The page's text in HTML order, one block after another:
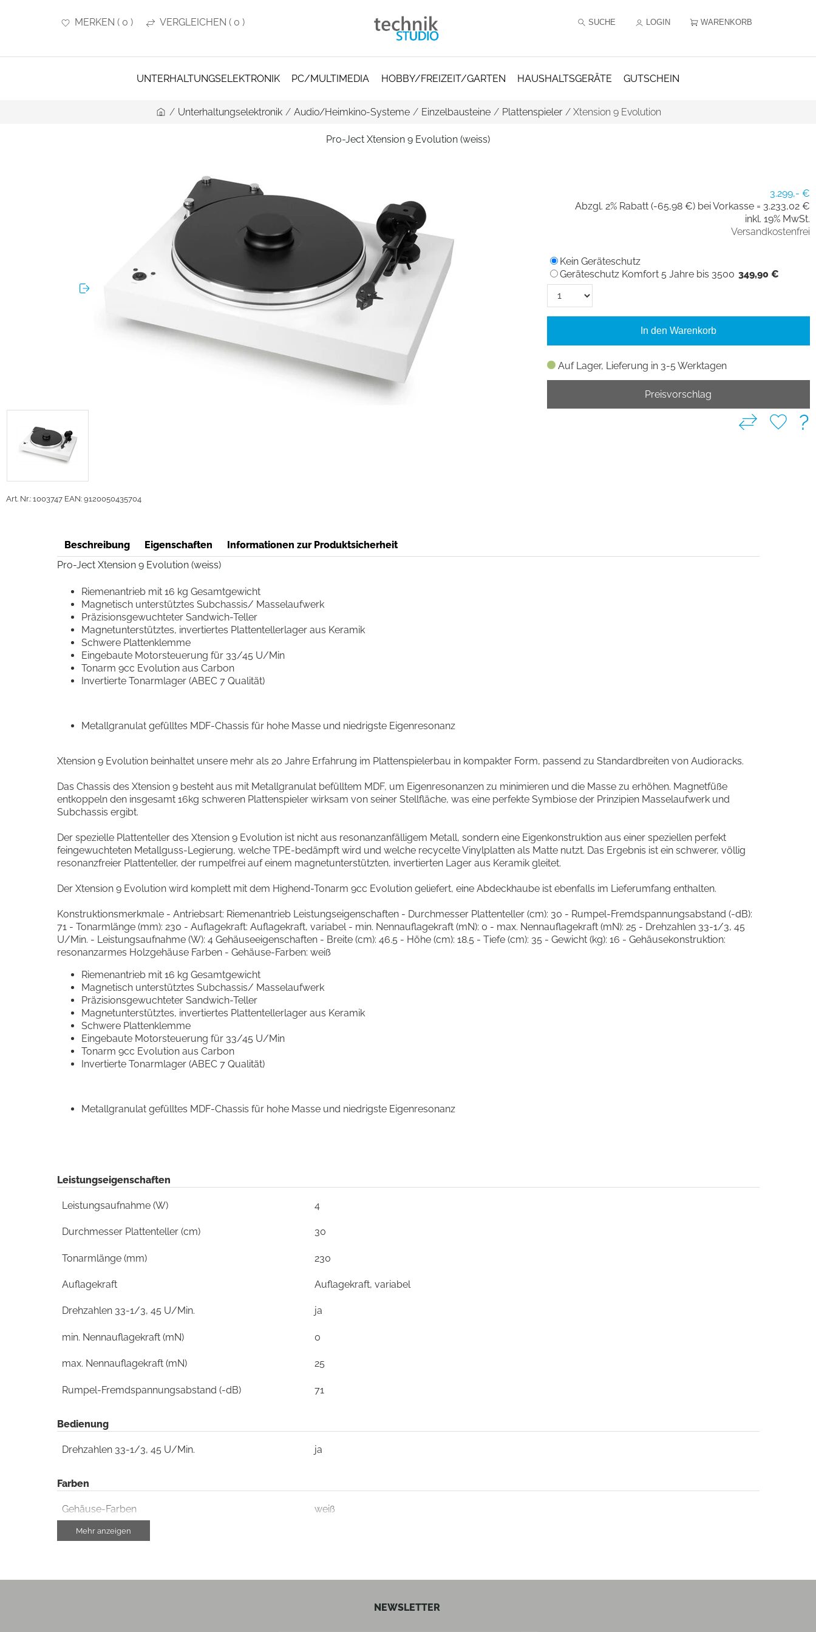
MERKEN ( 0 ) VERGLEICHEN ( 0 ) SUCHE LOGIN WARENKORB
UNTERHALTUNGSELEKTRONIK PC/MULTIMEDIA HOBBY/FREIZEIT/GARTEN HAUSHALTSGERÄTE GUTSCHEIN
/ Unterhaltungselektronik / Audio/Heimkino-Systeme / Einzelbausteine / Plattenspieler / Xtension 9 Evolution
Pro-Ject Xtension 9 Evolution (weiss)
Art. Nr.: 1003747 EAN: 9120050435704
3.299,- €
Abzgl. 2% Rabatt (-65,98 €) bei Vorkasse = 3.233,02 €
inkl. 19% MwSt.
Versandkostenfrei
Auf Lager, Lieferung in 3-5 Werktagen
Kein Geräteschutz
Geräteschutz Komfort 5 Jahre bis 3500 349,90 €
In den Warenkorb
Preisvorschlag
?
Beschreibung Eigenschaften
Informationen zur Produktsicherheit
Pro-Ject Xtension 9 Evolution (weiss)
Riemenantrieb mit 16 kg Gesamtgewicht
Magnetisch unterstütztes Subchassis/ Masselaufwerk
Präzisionsgewuchteter Sandwich-Teller
Magnetunterstütztes, invertiertes Plattentellerlager aus Keramik
Schwere Plattenklemme
Eingebaute Motorsteuerung für 33/45 U/Min
Tonarm 9cc Evolution aus Carbon
Invertierte Tonarmlager (ABEC 7 Qualität)
Metallgranulat gefülltes MDF-Chassis für hohe Masse und niedrigste Eigenresonanz
Xtension 9 Evolution beinhaltet unsere mehr als 20 Jahre Erfahrung im Plattenspielerbau in kompakter Form, passend zu Standardbreiten von Audioracks.
Das Chassis des Xtension 9 besteht aus mit Metallgranulat befülltem MDF, um Eigenresonanzen zu minimieren und die Masse zu erhöhen. Magnetfüße
entkoppeln den insgesamt 16kg schweren Plattenspieler wirksam von seiner Stellfläche, was eine perfekte Symbiose der Prinzipien Masselaufwerk und
Subchassis ergibt.
Der spezielle Plattenteller des Xtension 9 Evolution ist nicht aus resonanzanfälligem Metall, sondern eine Eigenkonstruktion aus einer speziellen perfekt
feingewuchteten Metallguss-Legierung, welche TPE-bedämpft wird und welche recycelte Vinylplatten als Matte nutzt. Das Ergebnis ist ein schwerer, völlig
resonanzfreier Plattenteller, der rumpelfrei auf einem magnetunterstützten, invertierten Lager aus Keramik gleitet.
Der Xtension 9 Evolution wird komplett mit dem Highend-Tonarm 9cc Evolution geliefert, eine Abdeckhaube ist ebenfalls im Lieferumfang enthalten.
Konstruktionsmerkmale - Antriebsart: Riemenantrieb Leistungseigenschaften - Durchmesser Plattenteller (cm): 30 - Rumpel-Fremdspannungsabstand (-dB):
71 - Tonarmlänge (mm): 230 - Auflagekraft: Auflagekraft, variabel - min. Nennauflagekraft (mN): 0 - max. Nennauflagekraft (mN): 25 - Drehzahlen 33-1/3, 45
U/Min. - Leistungsaufnahme (W): 4 Gehäuseeigenschaften - Breite (cm): 46.5 - Höhe (cm): 18.5 - Tiefe (cm): 35 - Gewicht (kg): 16 - Gehäusekonstruktion:
resonanzarmes Holzgehäuse Farben - Gehäuse-Farben: weiß
Riemenantrieb mit 16 kg Gesamtgewicht
Magnetisch unterstütztes Subchassis/ Masselaufwerk
Präzisionsgewuchteter Sandwich-Teller
Magnetunterstütztes, invertiertes Plattentellerlager aus Keramik
Schwere Plattenklemme
Eingebaute Motorsteuerung für 33/45 U/Min
Tonarm 9cc Evolution aus Carbon
Invertierte Tonarmlager (ABEC 7 Qualität)
Metallgranulat gefülltes MDF-Chassis für hohe Masse und niedrigste Eigenresonanz
Leistungseigenschaften
Leistungsaufnahme (W) 4
Durchmesser Plattenteller (cm) 30
Tonarmlänge (mm) 230
Auflagekraft Auflagekraft, variabel
Drehzahlen 33-1/3, 45 U/Min. ja
min. Nennauflagekraft (mN) 0
max. Nennauflagekraft (mN) 25
Rumpel-Fremdspannungsabstand (-dB) 71
Bedienung
Drehzahlen 33-1/3, 45 U/Min. ja
Farben
Gehäuse-Farben weiß
Gehäuseeigenschaften
Mehr anzeigen
NEWSLETTER